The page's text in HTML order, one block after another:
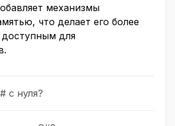
механизмы
что делает его более
для
с нуля?